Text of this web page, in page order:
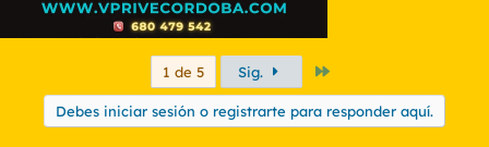
1 de 5 Sig.
Debes iniciar sesión o registrarte para responder aquí.